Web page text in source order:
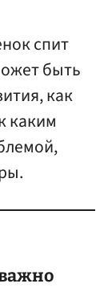
спит
быть
как
каким